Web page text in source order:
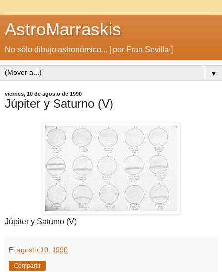
AstroMarraskis
No sólo dibujo astronómico... [ por Fran Sevilla ]
▼
viernes, 10 de agosto de 1990
Júpiter y Saturno (V)
Júpiter y Saturno (V)
El agosto 10, 1990
Compartir